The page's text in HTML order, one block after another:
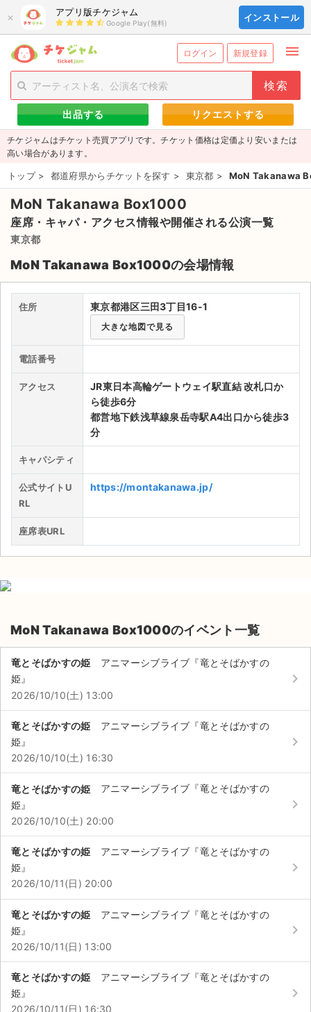
× アプリ版チケジャム
Google Play(無料) インストール
ログイン 新規登録 menu
person_add 新規会員登録 exit_to_app ログイン
チケットを探す
新着チケット
値下げしたチケット
都道府県からチケットを探す
もうすぐ開催のチケット
チケットのリクエスト一覧
ライブ・コンサート（国内）
ライブ・コンサート（海外）
イベント
演劇・ミュージカル
ご利用ガイド
ご利用ガイド
手数料・お支払い方法
AIに質問する
よくある質問
サイト情報
チケットジャム運営会社
チケットジャム利用規約
特定商取引法に基づく表記
出品する リクエストする
チケジャムはチケット売買アプリです。チケット価格は定価より安いまたは
高い場合があります。
トップ > 都道府県からチケットを探す > 東京都 > MoN Takanawa
MoN Takanawa Box1000
座席・キャパ・アクセス情報や開催される公演一覧
東京都
MoN Takanawa Box1000の会場情報
住所 東京都港区三田3丁目16-1
大きな地図で見る
電話番号
アクセス
JR東日本高輪ゲートウェイ駅直結 改札口か
ら徒歩6分
都営地下鉄浅草線泉岳寺駅A4出口から徒歩3
分
キャパシティ
公式サイトU
RL
https://montakanawa.jp/
座席表URL
MoN Takanawa Box1000のイベント一覧
竜とそばかすの姫
アニマーシブライブ『竜とそばかすの
姫』
2026/10/10(土) 13:00
keyboard_arrow_right
竜とそばかすの姫
アニマーシブライブ『竜とそばかすの
姫』
2026/10/10(土) 16:30
keyboard_arrow_right
竜とそばかすの姫
アニマーシブライブ『竜とそばかすの
姫』
2026/10/10(土) 20:00
keyboard_arrow_right
竜とそばかすの姫
アニマーシブライブ『竜とそばかすの
姫』
2026/10/11(日) 20:00
keyboard_arrow_right
竜とそばかすの姫
アニマーシブライブ『竜とそばかすの
姫』
2026/10/11(日) 13:00
keyboard_arrow_right
竜とそばかすの姫
アニマーシブライブ『竜とそばかすの
姫』
2026/10/11(日) 16:30
keyboard_arrow_right